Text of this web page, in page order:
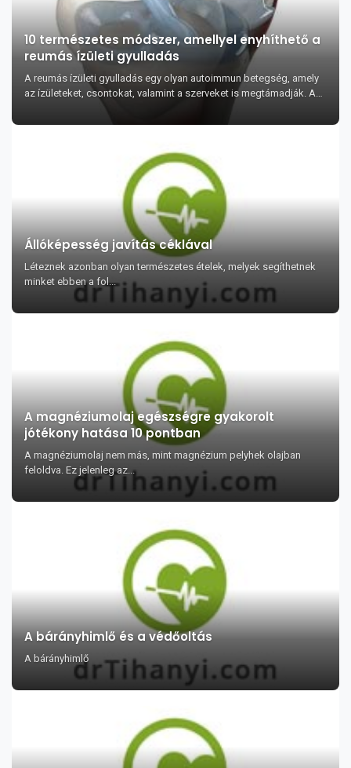
10 természetes módszer, amellyel enyhíthető a
reumás ízületi gyulladás
A reumás ízületi gyulladás egy olyan autoimmun betegség, amely
az ízületeket, csontokat, valamint a szerveket is megtámadják. A
Állóképesség javítás céklával
Léteznek azonban olyan természetes ételek, melyek segíthetnek
minket ebben a fol...
A magnéziumolaj egészségre gyakorolt
jótékony hatása 10 pontban
A magnéziumolaj nem más, mint magnézium pelyhek olajban
feloldva. Ez jelenleg az...
A bárányhimlő és a védőoltás
A bárányhimlő